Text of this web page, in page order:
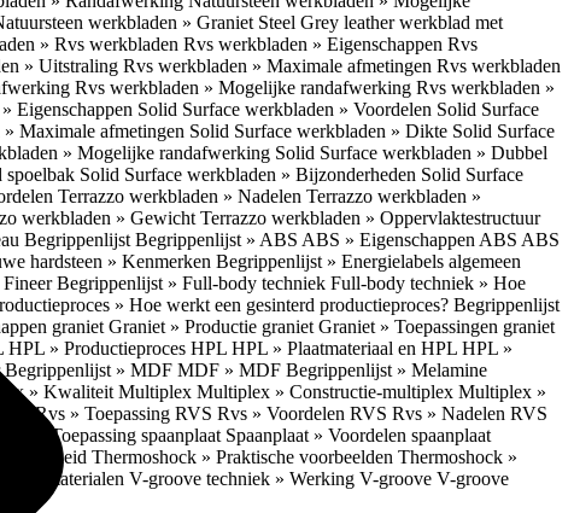
werkbladen » Graniet Steel Grey leather werkblad met
» Rvs werkbladen Rvs werkbladen » Eigenschappen Rvs
» Uitstraling Rvs werkbladen » Maximale afmetingen Rvs werkbladen
Rvs werkbladen » Mogelijke randafwerking Rvs werkbladen »
Eigenschappen Solid Surface werkbladen » Voordelen Solid Surface
Maximale afmetingen Solid Surface werkbladen » Dikte Solid Surface
» Mogelijke randafwerking Solid Surface werkbladen » Dubbel
spoelbak Solid Surface werkbladen » Bijzonderheden Solid Surface
Terrazzo werkbladen » Nadelen Terrazzo werkbladen »
werkbladen » Gewicht Terrazzo werkbladen » Oppervlaktestructuur
Begrippenlijst Begrippenlijst » ABS ABS » Eigenschappen ABS ABS
hardsteen » Kenmerken Begrippenlijst » Energielabels algemeen
FineerBegrippenlijst » Full-body techniek Full-body techniek » Hoe
» Hoe werkt een gesinterd productieproces? Begrippenlijst
graniet Graniet » Productie graniet Graniet » Toepassingen graniet
HPL » Productieproces HPL HPL » Plaatmateriaal en HPL HPL »
Begrippenlijst » MDF MDF » MDF Begrippenlijst » Melamine
» Kwaliteit Multiplex Multiplex » Constructie-multiplex Multiplex »
Rvs » Toepassing RVS Rvs » Voordelen RVS Rvs » Nadelen RVS
» Toepassing spaanplaat Spaanplaat » Voordelen spaanplaat
Thermoshock » Praktische voorbeelden Thermoshock »
materialen V-groove techniek » Werking V-groove V-groove